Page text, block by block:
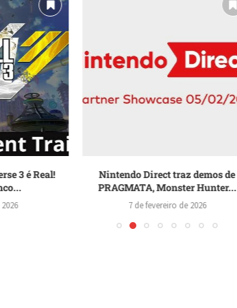
3 é Real!
Nintendo Direct traz demos de
PRAGMATA, Monster Hunter...
7 de fevereiro de 2026